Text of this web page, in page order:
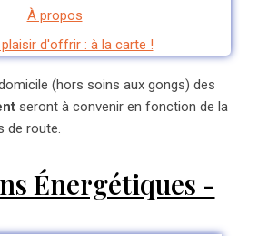
À propos
d'offrir : à la carte !
(hors soins aux gongs) des
seront à convenir en fonction de la
de route.
Énergétiques -